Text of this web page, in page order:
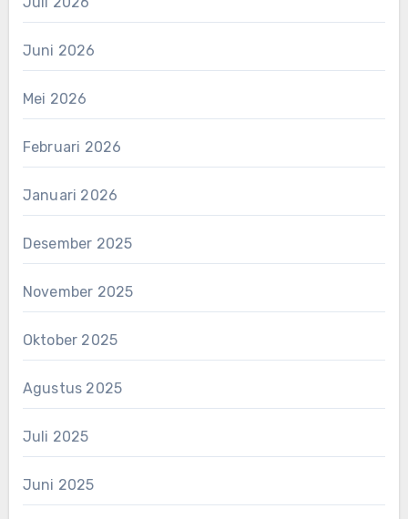
Juni 2026
Mei 2026
Februari 2026
Januari 2026
Desember 2025
November 2025
Oktober 2025
Agustus 2025
Juli 2025
Juni 2025